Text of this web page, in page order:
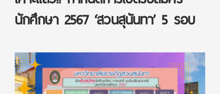
นักศึกษา 2567 ‘สวนสุนันทา’ 5 รอบ